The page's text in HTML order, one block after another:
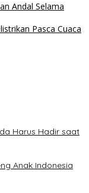
Andal Selama
Pasca Cuaca
Harus Hadir saat
Anak Indonesia